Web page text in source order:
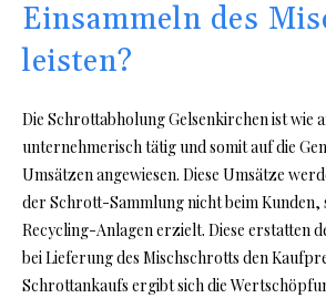
Einsammeln des
leisten?
Die Schrottabholung Gelsenkirchen ist wie
unternehmerisch tätig und somit auf die
Umsätzen angewiesen. Diese Umsätze
der Schrott-Sammlung nicht beim Kunden,
Recycling-Anlagen erzielt. Diese erstatten
bei Lieferung des Mischschrotts den
Schrottankaufs ergibt sich die